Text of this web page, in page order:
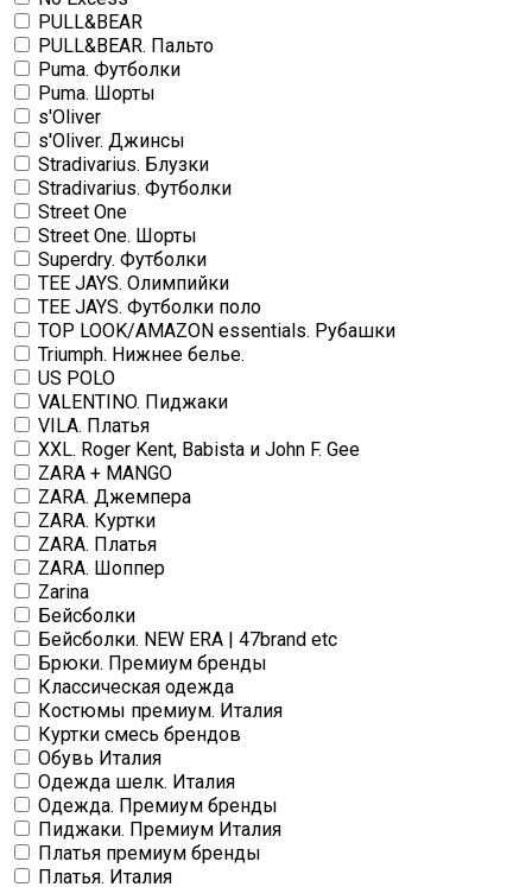
PULL&BEAR
PULL&BEAR. Пальто
Puma. Футболки
Puma. Шорты
s'Oliver
s'Oliver. Джинсы
Stradivarius. Блузки
Stradivarius. Футболки
Street One
Street One. Шорты
Superdry. Футболки
TEE JAYS. Олимпийки
TEE JAYS. Футболки поло
TOP LOOK/AMAZON essentials. Рубашки
Triumph. Нижнее белье.
US POLO
VALENTINO. Пиджаки
VILA. Платья
XXL. Roger Kent, Babista и John F. Gee
ZARA + MANGO
ZARA. Джемпера
ZARA. Куртки
ZARA. Платья
ZARA. Шоппер
Zarina
Бейсболки
Бейсболки. NEW ERA | 47brand etc
Брюки. Премиум бренды
Классическая одежда
Костюмы премиум. Италия
Куртки смесь брендов
Обувь Италия
Одежда шелк. Италия
Одежда. Премиум бренды
Пиджаки. Премиум Италия
Платья премиум бренды
Платья. Италия